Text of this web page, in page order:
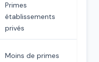
Primes
établissements
privés
Moins de primes